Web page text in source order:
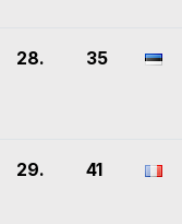
28. 35
29. 41